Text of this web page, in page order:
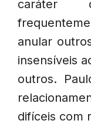
caráter
anular
insensíveis
outros.
difíceis com